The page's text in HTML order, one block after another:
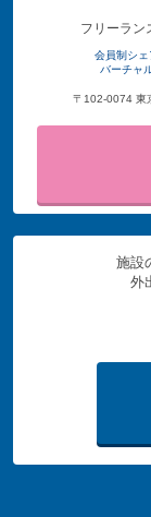
フリーラン
会員制シェ
バーチャ
〒102-0074 東
施設
外